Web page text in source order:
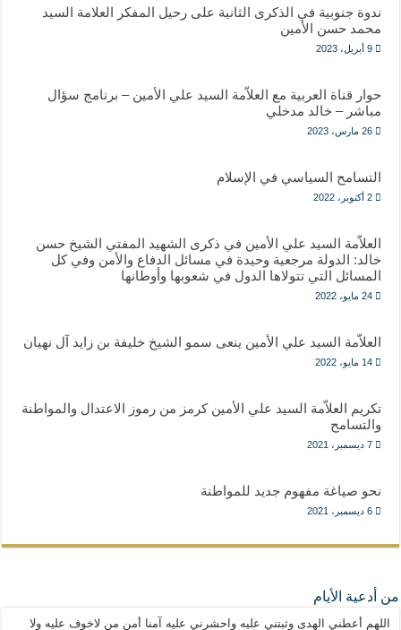
ندوة جنوبية في الذكرى الثانية على رحيل المفكر العلامة السيد
محمد حسن الأمين
9 أبريل، 2023
حوار قناة العربية مع العلاّمة السيد علي الأمين – برنامج سؤال
مباشر – خالد مدخلي
26 مارس، 2023
التسامح السياسي في الإسلام
2 أكتوبر، 2022
العلاّمة السيد علي الأمين في ذكرى الشهيد المفتي الشيخ حسن
خالد: الدولة مرجعية وحيدة في مسائل الدفاع والأمن وفي كل
المسائل التي تتولاها الدول في شعوبها وأوطانها
24 مايو، 2022
العلاّمة السيد علي الأمين ينعى سمو الشيخ خليفة بن زايد آل نهيان
14 مايو، 2022
تكريم العلاّمة السيد علي الأمين كرمز من رموز الاعتدال والمواطنة
والتسامح
7 ديسمبر، 2021
نحو صياغة مفهوم جديد للمواطنة
6 ديسمبر، 2021
من أدعية الأيام
اللهم أعطني الهدى وثبتني عليه واحشرني عليه آمنا أمن من لاخوف عليه ولا